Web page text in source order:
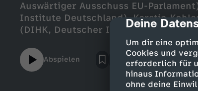
cmp-
Deine
Um dir eine
Cookies und
erforderlich für
hinaus
ohne deine
Auswärtiger Ausschuss EU-
Institute Deutschland), Kerstin
(DIHK, Deutscher Industrie- und
Abspielen